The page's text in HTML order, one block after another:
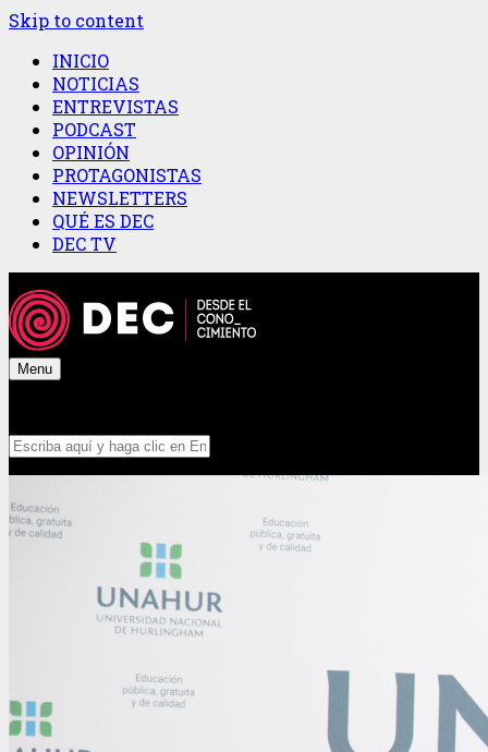
Skip to content
INICIO
NOTICIAS
ENTREVISTAS
PODCAST
OPINIÓN
PROTAGONISTAS
NEWSLETTERS
QUÉ ES DEC
DEC TV
Menu